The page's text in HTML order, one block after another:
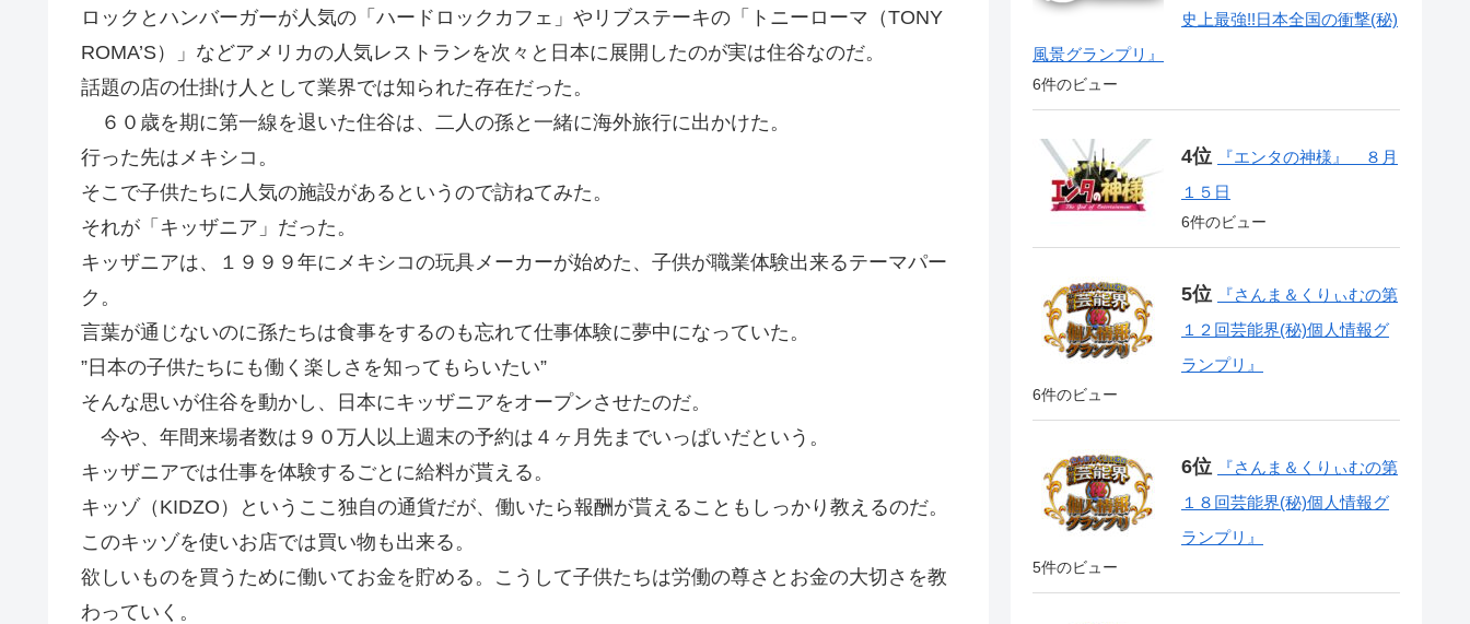
ロックとハンバーガーが人気の「ハードロックカフェ」やリブステーキの「トニーローマ（TONY
ROMA’S）」などアメリカの人気レストランを次々と日本に展開したのが実は住谷なのだ。
話題の店の仕掛け人として業界では知られた存在だった。
６０歳を期に第一線を退いた住谷は、二人の孫と一緒に海外旅行に出かけた。
行った先はメキシコ。
そこで子供たちに人気の施設があるというので訪ねてみた。
それが「キッザニア」だった。
キッザニアは、１９９９年にメキシコの玩具メーカーが始めた、子供が職業体験出来るテーマパー
ク。
言葉が通じないのに孫たちは食事をするのも忘れて仕事体験に夢中になっていた。
”日本の子供たちにも働く楽しさを知ってもらいたい”
そんな思いが住谷を動かし、日本にキッザニアをオープンさせたのだ。
今や、年間来場者数は９０万人以上週末の予約は４ヶ月先までいっぱいだという。
キッザニアでは仕事を体験するごとに給料が貰える。
キッゾ（KIDZO）というここ独自の通貨だが、働いたら報酬が貰えることもしっかり教えるのだ。
このキッゾを使いお店では買い物も出来る。
欲しいものを買うために働いてお金を貯める。こうして子供たちは労働の尊さとお金の大切さを教
わっていく。
史上最強!!日本全国の衝撃(秘)
風景グランプリ』
6件のビュー
『エンタの神様』 ８月
１５日
6件のビュー
『さんま＆くりぃむの第
１２回芸能界(秘)個人情報グ
ランプリ』
6件のビュー
『さんま＆くりぃむの第
１８回芸能界(秘)個人情報グ
ランプリ』
5件のビュー